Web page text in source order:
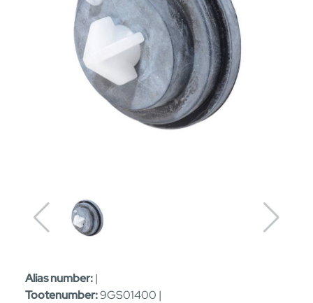
Alias number:|
Tootenumber:9GS01400 |